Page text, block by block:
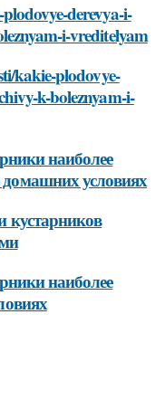
derevya-i-
i-vreditelyam
kakie-plodovye-
k-boleznyam-i-
наиболее
условиях
кустарников
наиболее